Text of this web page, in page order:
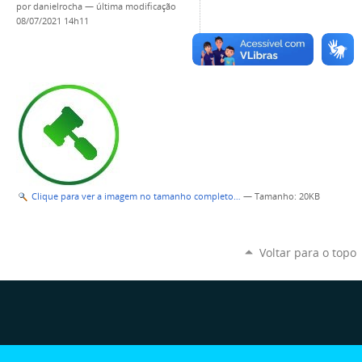
pordanielrocha — última modificação
08/07/2021 14h11
Clique para ver a imagem no tamanho completo… — Tamanho: 20KB
Voltar para o topo